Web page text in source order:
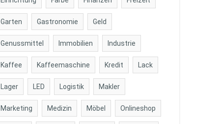
Garten Gastronomie Geld
Genussmittel Immobilien Industrie
Kaffee Kaffeemaschine Kredit Lack
Lager LED Logistik Makler
Marketing Medizin Möbel Onlineshop